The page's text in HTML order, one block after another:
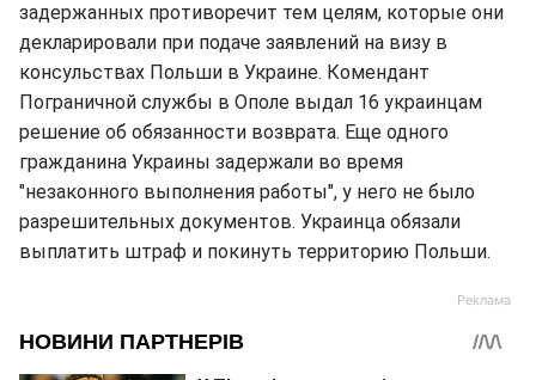
задержанных противоречит тем целям, которые они
декларировали при подаче заявлений на визу в
консульствах Польши в Украине. Комендант
Пограничной службы в Ополе выдал 16 украинцам
решение об обязанности возврата. Еще одного
гражданина Украины задержали во время
"незаконного выполнения работы", у него не было
разрешительных документов. Украинца обязали
выплатить штраф и покинуть территорию Польши.